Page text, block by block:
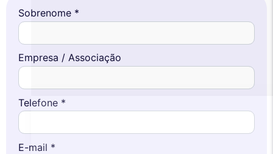
Este site utiliza
cookies
Utilizamos cookies e os seus dados
pessoais para melhorar a sua experiência
de navegação, medir a nossa audiência e personalizar os anúncios
publicitários que lhe são apresentados. Pode aceitar, rejeitar ou
Sobrenome *
Empresa / Associação
Telefone *
E-mail *